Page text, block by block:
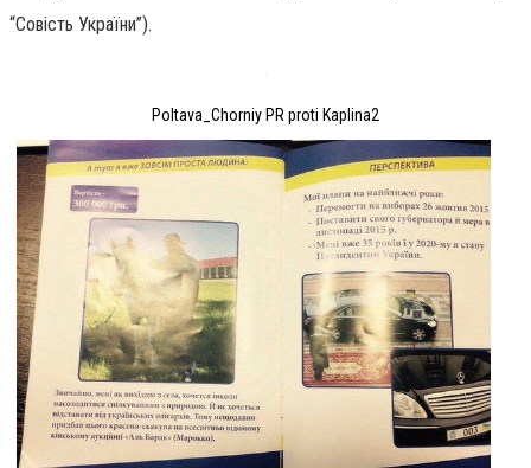
“Совість України”).
Poltava_Chorniy PR proti Kaplina2